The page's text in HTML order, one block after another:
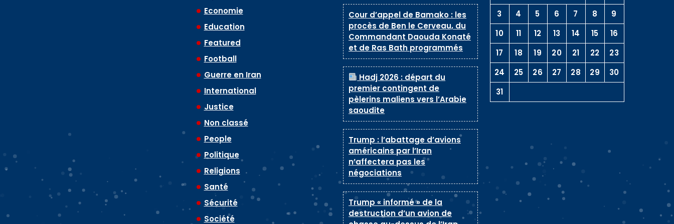
Economie
Education
Featured
Football
Guerre en Iran
International
Justice
Non classé
People
Politique
Religions
Santé
Sécurité
Société
Cour d’appel de Bamako : les
procès de Ben le Cerveau, du
Commandant Daouda Konaté
et de Ras Bath programmés
Hadj 2026 : départ du
premier contingent de
pèlerins maliens vers l’Arabie
saoudite
Trump : l’abattage d’avions
américains par l’Iran
n’affectera pas les
négociations
Trump « informé » de la
destruction d’un avion de
3
4 5 6 7 8
9
10
11 12 13 14 15
16
17
18 19 20 21 22
23
24
25 26 27 28 29
30
31